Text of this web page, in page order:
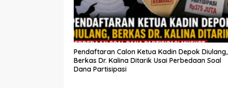
Pendaftaran Calon Ketua Kadin Depok Diulang,
Berkas Dr. Kalina Ditarik Usai Perbedaan Soal
Dana Partisipasi